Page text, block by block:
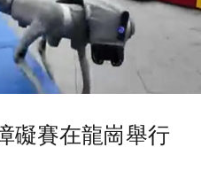
礙賽在龍崗舉行